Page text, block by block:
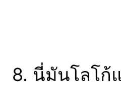
8. นี่มันโลโก้